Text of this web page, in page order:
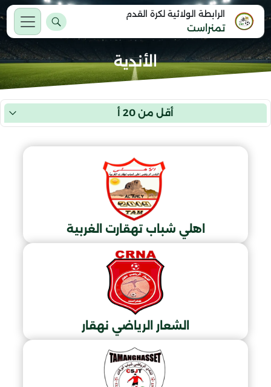
الرابطة الولائية لكرة القدم
تمنراست
الأندية
أقل من 20 أ
اهلي شباب تهقارت الغربية
الشعار الرياضي نهقار